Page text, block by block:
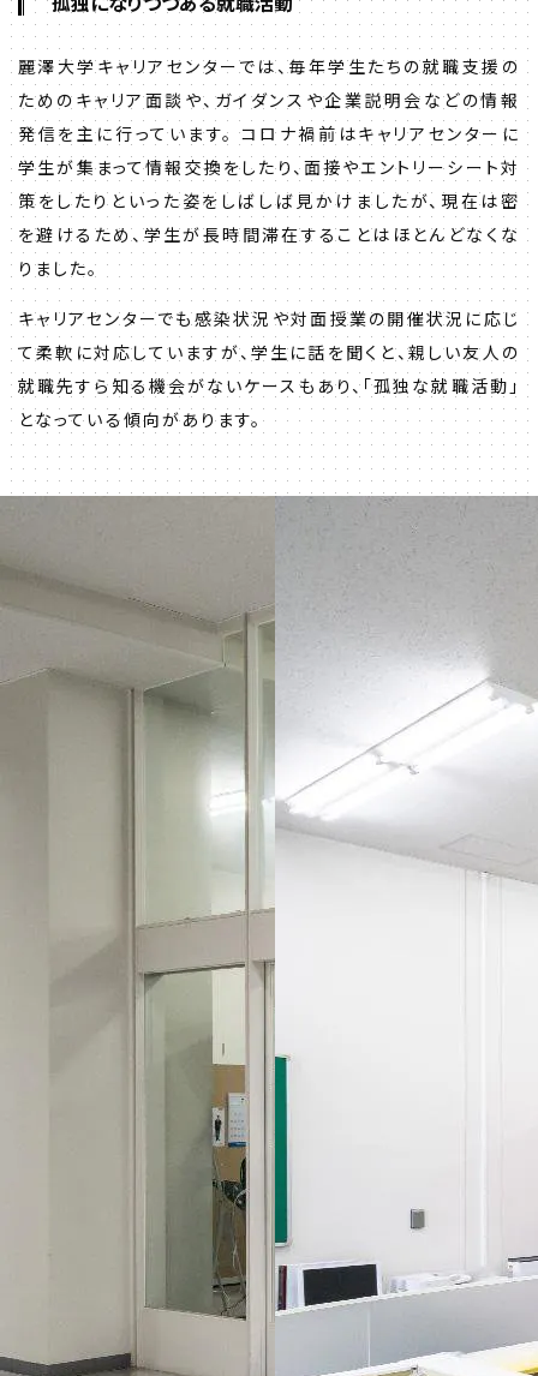
麗澤大学キャリアセンターでは、毎年学生たちの就職支援の
ためのキャリア面談や、ガイダンスや企業説明会などの情報
発信を主に行っています。 コロナ禍前はキャリアセンターに
学生が集まって情報交換をしたり、面接やエントリーシート対
策をしたりといった姿をしばしば見かけましたが、現在は密
を避けるため、学生が長時間滞在することはほとんどなくな
りました。
キャリアセンターでも感染状況や対面授業の開催状況に応じ
て柔軟に対応していますが、学生に話を聞くと、親しい友人の
就職先すら知る機会がないケースもあり、「孤独な就職活動」
となっている傾向があります。